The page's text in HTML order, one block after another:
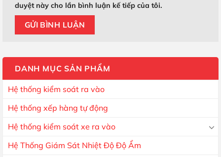
duyệt này cho lần bình luận kế tiếp của tôi.
DANH MỤC SẢN PHẨM
Hệ thống kiểm soát ra vào
Hệ thống xếp hàng tự động
Hệ thống kiểm soát xe ra vào
Hệ Thống Giám Sát Nhiệt Độ Độ Ẩm